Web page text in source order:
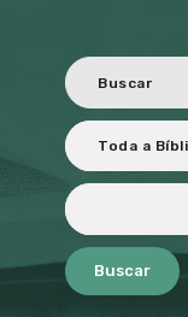
Buscar